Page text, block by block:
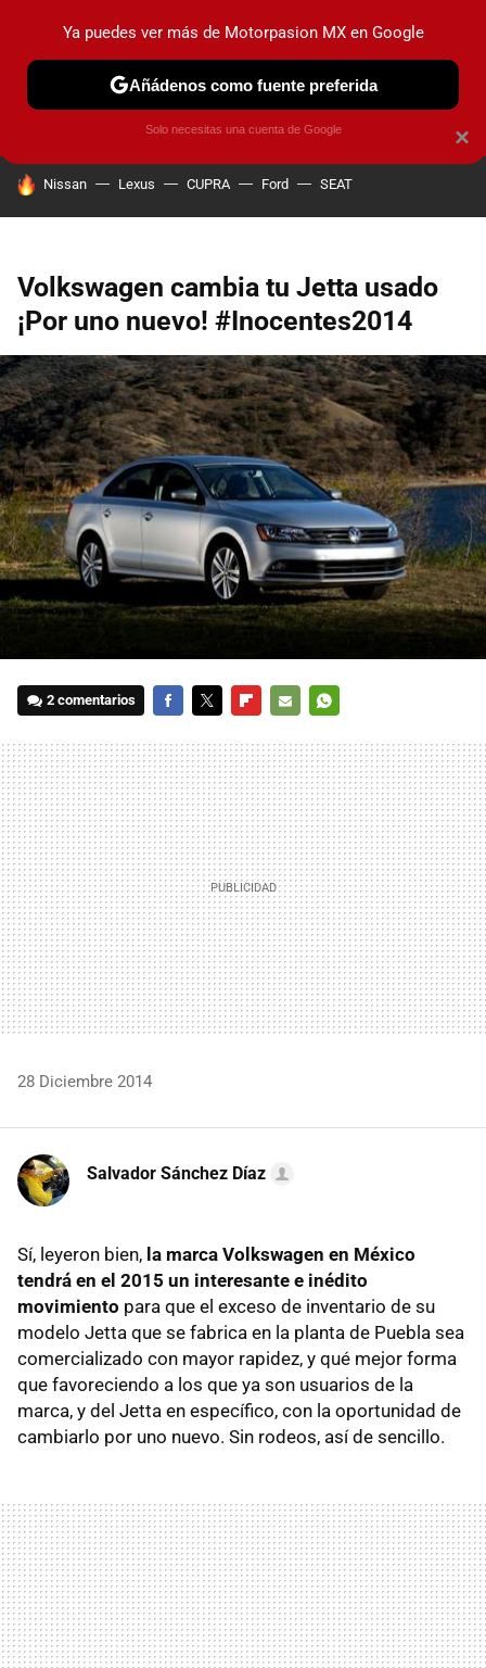
PRUEBAS INDUSTRIA HOY NO CIRCULA
HOY SE HABLA DE
Nissan Lexus CUPRA Ford SEAT
Volkswagen cambia tu Jetta usado
¡Por uno nuevo! #Inocentes2014
2 comentarios
MAIL
28 Diciembre 2014
Salvador Sánchez Díaz
Sí, leyeron bien, la marca Volkswagen en México
tendrá en el 2015 un interesante e inédito
movimiento para que el exceso de inventario de su
modelo Jetta que se fabrica en la planta de Puebla sea
comercializado con mayor rapidez, y qué mejor forma
que favoreciendo a los que ya son usuarios de la
marca, y del Jetta en específico, con la oportunidad de
cambiarlo por uno nuevo. Sin rodeos, así de sencillo.
×
Ya puedes ver más de Motorpasion MX en Google
Añádenos como fuente preferida
Solo necesitas una cuenta de Google